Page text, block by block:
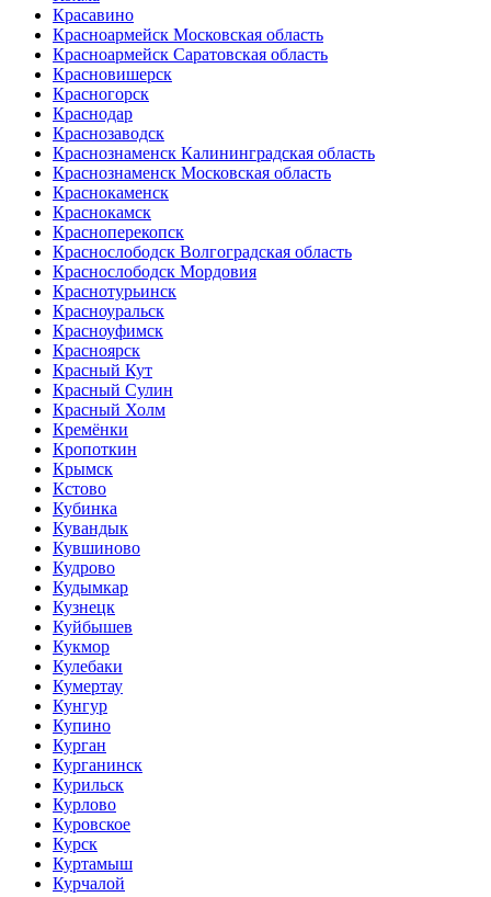
Красавино
Красноармейск Московская область
Красноармейск Саратовская область
Красновишерск
Красногорск
Краснодар
Краснозаводск
Краснознаменск Калининградская область
Краснознаменск Московская область
Краснокаменск
Краснокамск
Красноперекопск
Краснослободск Волгоградская область
Краснослободск Мордовия
Краснотурьинск
Красноуральск
Красноуфимск
Красноярск
Красный Кут
Красный Сулин
Красный Холм
Кремёнки
Кропоткин
Крымск
Кстово
Кубинка
Кувандык
Кувшиново
Кудрово
Кудымкар
Кузнецк
Куйбышев
Кукмор
Кулебаки
Кумертау
Кунгур
Купино
Курган
Курганинск
Курильск
Курлово
Куровское
Курск
Куртамыш
Курчалой